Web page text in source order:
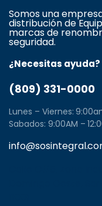
Somos una
distribución de
marcas de
seguridad.
¿Necesitas ayuda?
(809) 331-0000
Lunes – Viernes:
Sabados: 9:00AM –